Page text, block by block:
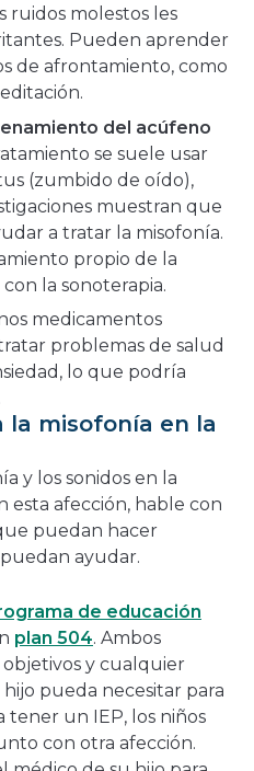
ruidos molestos les
Pueden aprender
de afrontamiento, como
del acúfeno
se suele usar
(zumbido de oído),
muestran que
a tratar la misofonía.
propio de la
la sonoterapia.
medicamentos
problemas de salud
lo que podría
la misofonía en la
y los sonidos en la
esta afección, hable con
puedan hacer
ayudar.
de educación
plan 504. Ambos
y cualquier
pueda necesitar para
tener un IEP, los niños
con otra afección.